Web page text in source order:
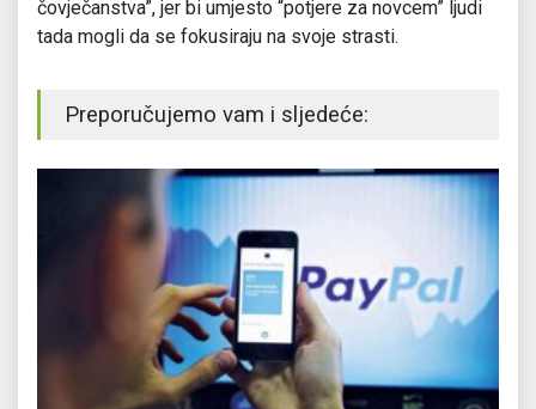
čovječanstva”, jer bi umjesto “potjere za novcem” ljudi
tada mogli da se fokusiraju na svoje strasti.
Preporučujemo vam i sljedeće: